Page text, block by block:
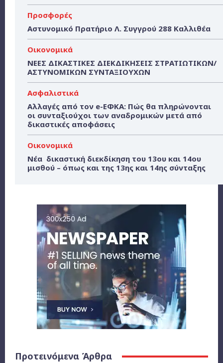
Προσφορές
Αστυνομικό Πρατήριο Λ. Συγγρού 288 Καλλιθέα
Οικονομικά
ΝΕΕΣ ΔΙΚΑΣΤΙΚΕΣ ΔΙΕΚΔΙΚΗΣΕΙΣ ΣΤΡΑΤΙΩΤΙΚΩΝ/
ΑΣΤΥΝΟΜΙΚΩΝ ΣΥΝΤΑΞΙΟΥΧΩΝ
Ασφαλιστικά
Αλλαγές από τον e-ΕΦΚΑ: Πώς θα πληρώνονται
οι συνταξιούχοι των αναδρομικών μετά από
δικαστικές αποφάσεις
Οικονομικά
Νέα δικαστική διεκδίκηση του 13ου και 14ου
μισθού – όπως και της 13ης και 14ης σύνταξης
Προτεινόμενα Άρθρα